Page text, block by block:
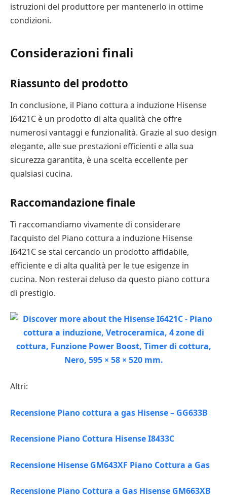
istruzioni del produttore per mantenerlo in ottime
condizioni.
Considerazioni finali
Riassunto del prodotto
In conclusione, il Piano cottura a induzione Hisense
I6421C è un prodotto di alta qualità che offre
numerosi vantaggi e funzionalità. Grazie al suo design
elegante, alle sue prestazioni efficienti e alla sua
sicurezza garantita, è una scelta eccellente per
qualsiasi cucina.
Raccomandazione finale
Ti raccomandiamo vivamente di considerare
l’acquisto del Piano cottura a induzione Hisense
I6421C se stai cercando un prodotto affidabile,
efficiente e di alta qualità per le tue esigenze in
cucina. Non resterai deluso da questo piano cottura
di prestigio.
Altri:
Recensione Piano cottura a gas Hisense – GG633B
Recensione Piano Cottura Hisense I8433C
Recensione Hisense GM643XF Piano Cottura a Gas
Recensione Piano Cottura a Gas Hisense GM663XB